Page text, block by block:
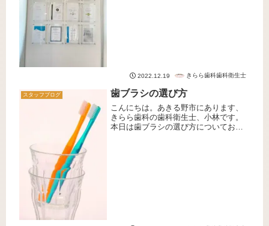
2022.12.19 きらら歯科歯科衛生士
スタッフブログ 歯ブラシの選び方
こんにちは。あきる野市にあります、
きらら歯科の歯科衛生士、小林です。
本日は歯ブラシの選び方についてお話